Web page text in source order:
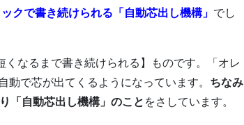
クで書き続けられる「自動芯出し機構」 でし
なるまで書き続けられる】ものです。「オレ
で芯が出てくるようになっています。 ちなみ
「自動芯出し機構」のこと をさしています。